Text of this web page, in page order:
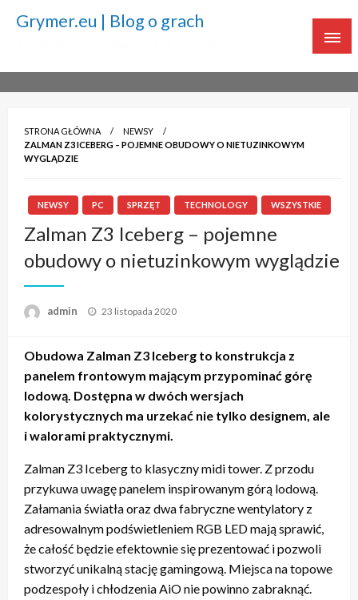
Grymer.eu | Blog o grach
STRONA GŁÓWNA
NEWSY
ZALMAN Z3 ICEBERG – POJEMNE OBUDOWY O NIETUZINKOWYM
WYGLĄDZIE
NEWSY PC SPRZĘT TECHNOLOGY WSZYSTKIE
Zalman Z3 Iceberg – pojemne
obudowy o nietuzinkowym wyglądzie
admin Napisano
23 listopada 2020
Obudowa Zalman Z3 Iceberg to konstrukcja z
panelem frontowym mającym przypominać górę
lodową. Dostępna w dwóch wersjach
kolorystycznych ma urzekać nie tylko designem, ale
i walorami praktycznymi.
Zalman Z3 Iceberg to klasyczny midi tower. Z przodu
przykuwa uwagę panelem inspirowanym górą lodową.
Załamania światła oraz dwa fabryczne wentylatory z
adresowalnym podświetleniem RGB LED mają sprawić,
że całość będzie efektownie się prezentować i pozwoli
stworzyć unikalną stację gamingową. Miejsca na topowe
podzespoły i chłodzenia AiO nie powinno zabraknąć.